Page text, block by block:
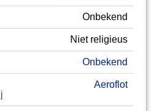
Onbekend
Niet religieus
Onbekend
Aeroflot